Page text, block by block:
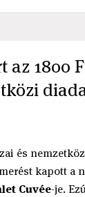
az 1800
és
kapott a
Cuvée-je.